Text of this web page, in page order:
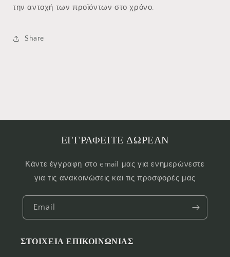
την αντοχή των προϊόντων στο χρόνο.
Share
ΕΓΓΡΑΦΕΙΤΕ ΔΩΡΕΑΝ
Κάντε έγγραφη στο email μας για ενημερώνεστε
για τις ανακοινώσεις και τις προσφορές μας
Email
ΣΤΟΙΧΕΙΑ ΕΠΙΚΟΙΝΩΝΙΑΣ